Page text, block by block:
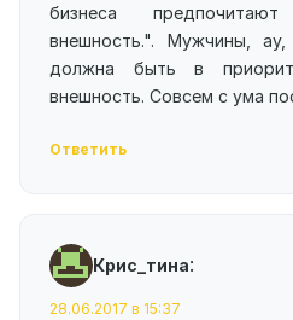
бизнеса
внешность.". Мужчины,
должна быть в
внешность. Совсем с ума
Ответить
Крис_тина:
28.06.2017 в 15:37